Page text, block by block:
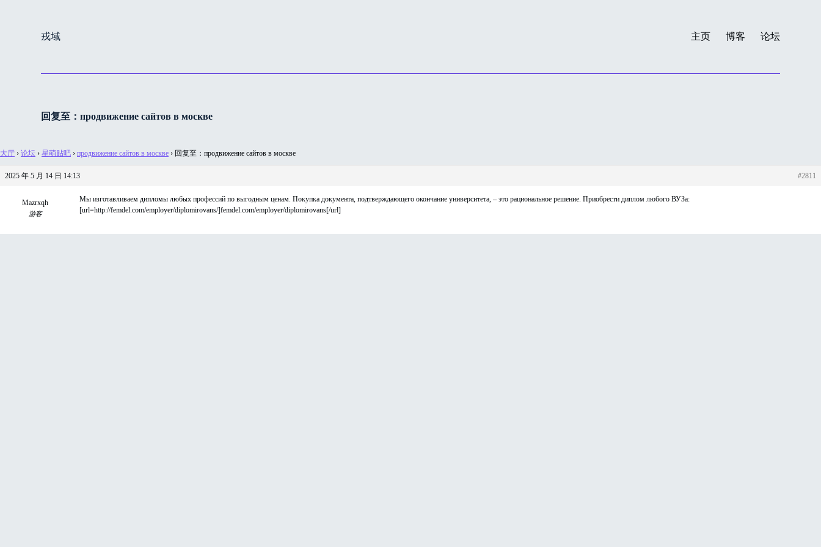
戎域 主页 博客 论坛
回复至：продвижение сайтов в москве
大厅 › 论坛 › 星萌贴吧 › продвижение сайтов в москве › 回复至：продвижение сайтов в москве
2025 年 5 月 14 日 14:13 #2811
Mazrxqh
游客
Мы изготавливаем дипломы любых профессий по выгодным ценам. Покупка документа, подтверждающего окончание университета, – это рациональное решение. Приобрести диплом любого ВУЗа:
[url=http://femdel.com/employer/diplomirovans/]femdel.com/employer/diplomirovans[/url]